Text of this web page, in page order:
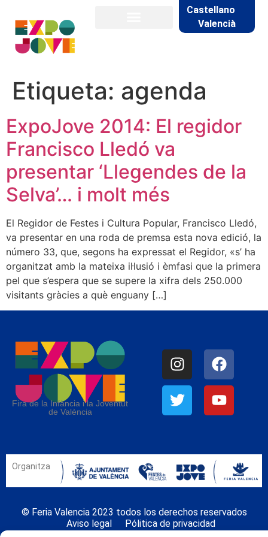
Castellano
Valencià
Etiqueta: agenda
ExpoJove 2014: El regidor
Francisco Lledó va
presentar ‘Llegendes de la
Selva’… i molt més
El Regidor de Festes i Cultura Popular, Francisco Lledó,
va presentar en una roda de premsa esta nova edició, la
número 33, que, segons ha expressat el Regidor, «s’ ha
organitzat amb la mateixa il·lusió i èmfasi que la primera
pel que s’espera que se supere la xifra dels 250.000
visitants gràcies a què enguany […]
Fira de la Infància i la Joventut
de València
Organitza
© Feria Valencia 2023 todos los derechos reservados
Aviso legal
Pólitica de privacidad